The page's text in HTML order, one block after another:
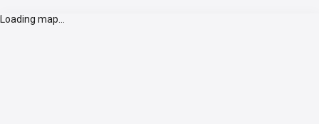
Loading map...